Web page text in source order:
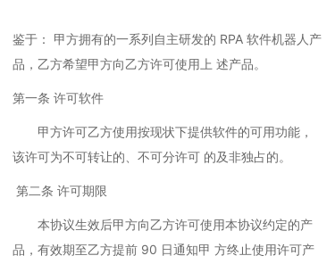
鉴于： 甲方拥有的一系列自主研发的 RPA 软件机器人产
品，乙方希望甲方向乙方许可使用上 述产品。
第一条 许可软件
甲方许可乙方使用按现状下提供软件的可用功能，
该许可为不可转让的、不可分许可 的及非独占的。
第二条 许可期限
本协议生效后甲方向乙方许可使用本协议约定的产
品，有效期至乙方提前 90 日通知甲 方终止使用许可产